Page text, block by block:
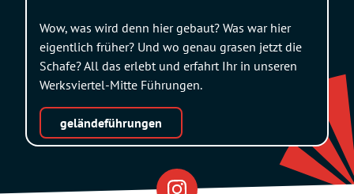
Wow, was wird denn hier gebaut? Was war hier
eigentlich früher? Und wo genau grasen jetzt die
Schafe? All das erlebt und erfahrt Ihr in unseren
Werksviertel-Mitte Führungen.
geländeführungen